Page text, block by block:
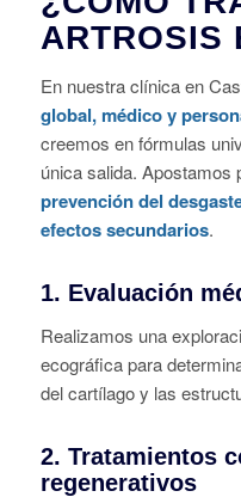
ARTROSIS
En nuestra clínica en
global, médico y
creemos en fórmulas
única salida. Apostamos
prevención del
efectos secundarios.
1. Evaluación
Realizamos una
ecográfica para
del cartílago y las
2. Tratamientos
regenerativos